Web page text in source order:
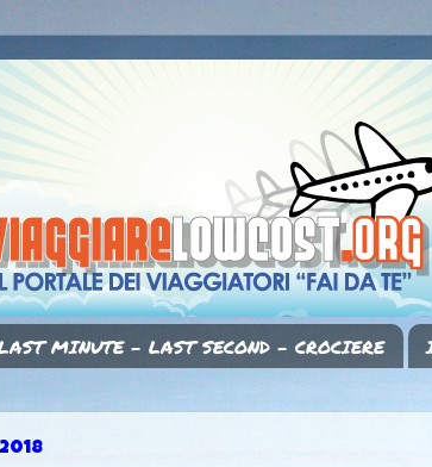
MINUTE - LAST SECOND - CROCIERE